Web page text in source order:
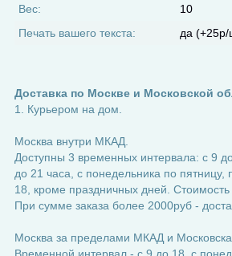
Вес:
10
Печать вашего текста:
да (+25р/
Доставка по Москве и Московской
1. Курьером на дом.
Москва внутри МКАД.
Доступны 3 временных интервала: с 9
до 21 часа, с понедельника по пятницу,
18, кроме праздничных дней. Стоимость
При сумме заказа более 2000руб -
Москва за пределами МКАД и